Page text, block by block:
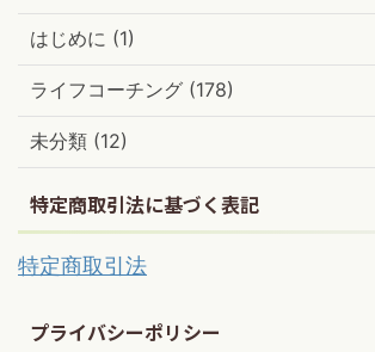
はじめに (1)
ライフコーチング (178)
未分類 (12)
特定商取引法に基づく表記
特定商取引法
プライバシーポリシー